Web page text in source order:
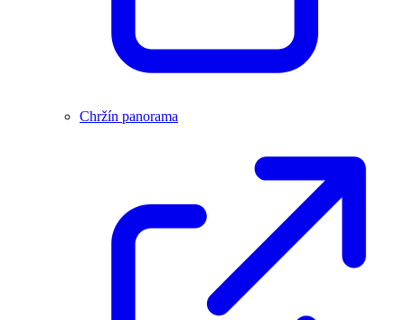
Chržín panorama